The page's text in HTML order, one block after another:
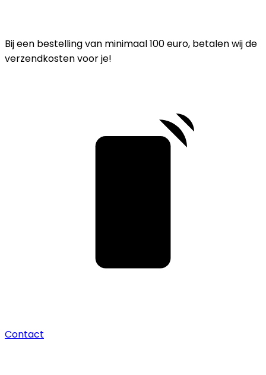
Bij een bestelling van minimaal 100 euro, betalen wij de
verzendkosten voor je!
Contact